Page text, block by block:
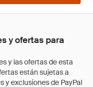
y ofertas para